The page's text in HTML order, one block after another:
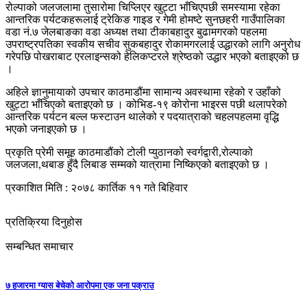
रोल्पाको जलजलामा तुसारोमा चिप्लिएर खुट्टा भाँचिएपछी समस्यामा रहेका
आन्तरिक पर्यटकहरूलाई ट्रेकिङ गाइड र गेमी होमष्टे सुनछहरी गाउँपालिका
वडा नं.७ जेलबाङका वडा अध्यक्ष तथा टीकाबहादुर बुढामगरको पहलमा
उपराष्ट्रपतिका स्वकीय सचीव सुकबहादुर रोकामगरलाई उद्धारको लागि अनुरोध
गरेपछि पोखराबाट एरलाइन्सको हेलिकप्टरले श्रेष्ठको उद्धार भएको बताइएको छ
।
अहिले ज्ञानुमायाको उपचार काठमाडौंमा सामान्य अवस्थामा रहेको र उहाँको
खुट्टा भाँचिएको बताइएको छ । कोभिड-१९ कोरोना भाइरस पछी थलापरेको
आन्तरिक पर्यटन बल्ल फस्टाउन थालेको र पदयात्राको चहलपहलमा वृद्धि
भएको जनाइएको छ ।
प्रकृति प्रेमी समूह काठमाडौंको टोली प्युठानको स्वर्गद्वारी,रोल्पाको
जलजला,थबाङ हुँदै लिबाङ सम्मको यात्रामा निष्किएको बताइएको छ ।
प्रकाशित मिति : २०७८ कार्तिक ११ गते बिहिवार
प्रतिक्रिया दिनुहोस
सम्बन्धित समाचार
७ हजारमा ग्यास बेचेको आरोपमा एक जना पक्राउ